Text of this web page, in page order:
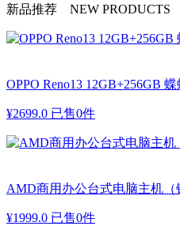
新品推荐 NEW PRODUCTS
OPPO Reno13 12GB+256GB
¥2699.0 已售0件
AMD商用办公台式电脑主机（
¥1999.0 已售0件